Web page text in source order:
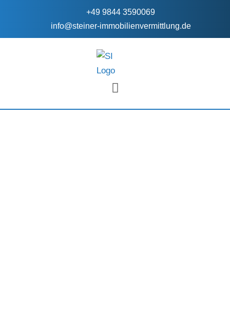
+49 9844 3590069
info@steiner-immobilienvermittlung.de